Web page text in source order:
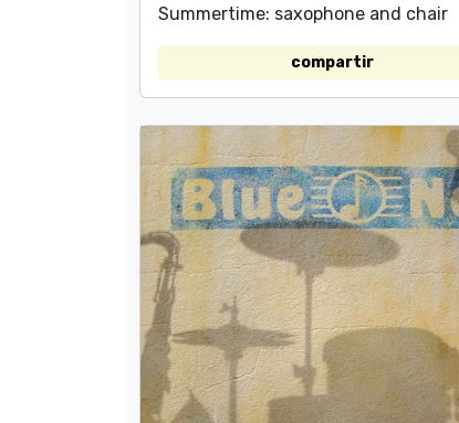
Summertime: saxophone and chair
compartir